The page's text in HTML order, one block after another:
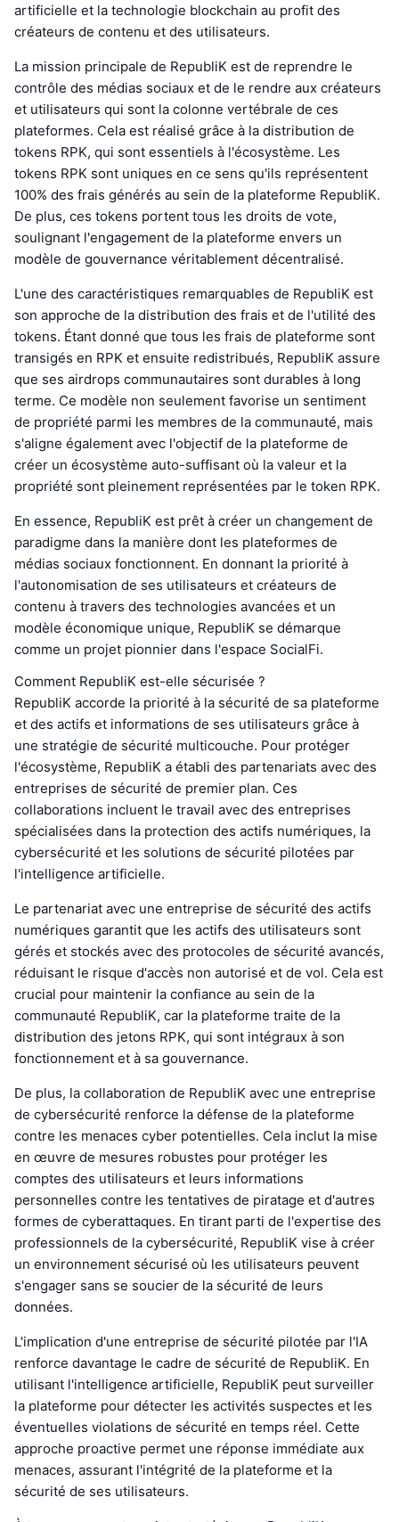
artificielle et la technologie blockchain au profit des
créateurs de contenu et des utilisateurs.
La mission principale de RepubliK est de reprendre le
contrôle des médias sociaux et de le rendre aux créateurs
et utilisateurs qui sont la colonne vertébrale de ces
plateformes. Cela est réalisé grâce à la distribution de
tokens RPK, qui sont essentiels à l'écosystème. Les
tokens RPK sont uniques en ce sens qu'ils représentent
100% des frais générés au sein de la plateforme RepubliK.
De plus, ces tokens portent tous les droits de vote,
soulignant l'engagement de la plateforme envers un
modèle de gouvernance véritablement décentralisé.
L'une des caractéristiques remarquables de RepubliK est
son approche de la distribution des frais et de l'utilité des
tokens. Étant donné que tous les frais de plateforme sont
transigés en RPK et ensuite redistribués, RepubliK assure
que ses airdrops communautaires sont durables à long
terme. Ce modèle non seulement favorise un sentiment
de propriété parmi les membres de la communauté, mais
s'aligne également avec l'objectif de la plateforme de
créer un écosystème auto-suffisant où la valeur et la
propriété sont pleinement représentées par le token RPK.
En essence, RepubliK est prêt à créer un changement de
paradigme dans la manière dont les plateformes de
médias sociaux fonctionnent. En donnant la priorité à
l'autonomisation de ses utilisateurs et créateurs de
contenu à travers des technologies avancées et un
modèle économique unique, RepubliK se démarque
comme un projet pionnier dans l'espace SocialFi.
Comment RepubliK est-elle sécurisée ?
RepubliK accorde la priorité à la sécurité de sa plateforme
et des actifs et informations de ses utilisateurs grâce à
une stratégie de sécurité multicouche. Pour protéger
l'écosystème, RepubliK a établi des partenariats avec des
entreprises de sécurité de premier plan. Ces
collaborations incluent le travail avec des entreprises
spécialisées dans la protection des actifs numériques, la
cybersécurité et les solutions de sécurité pilotées par
l'intelligence artificielle.
Le partenariat avec une entreprise de sécurité des actifs
numériques garantit que les actifs des utilisateurs sont
gérés et stockés avec des protocoles de sécurité avancés,
réduisant le risque d'accès non autorisé et de vol. Cela est
crucial pour maintenir la confiance au sein de la
communauté RepubliK, car la plateforme traite de la
distribution des jetons RPK, qui sont intégraux à son
fonctionnement et à sa gouvernance.
De plus, la collaboration de RepubliK avec une entreprise
de cybersécurité renforce la défense de la plateforme
contre les menaces cyber potentielles. Cela inclut la mise
en œuvre de mesures robustes pour protéger les
comptes des utilisateurs et leurs informations
personnelles contre les tentatives de piratage et d'autres
formes de cyberattaques. En tirant parti de l'expertise des
professionnels de la cybersécurité, RepubliK vise à créer
un environnement sécurisé où les utilisateurs peuvent
s'engager sans se soucier de la sécurité de leurs
données.
L'implication d'une entreprise de sécurité pilotée par l'IA
renforce davantage le cadre de sécurité de RepubliK. En
utilisant l'intelligence artificielle, RepubliK peut surveiller
la plateforme pour détecter les activités suspectes et les
éventuelles violations de sécurité en temps réel. Cette
approche proactive permet une réponse immédiate aux
menaces, assurant l'intégrité de la plateforme et la
sécurité de ses utilisateurs.